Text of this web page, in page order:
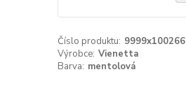
Číslo produktu: 9999x100266
Výrobce: Vienetta
Barva: mentolová